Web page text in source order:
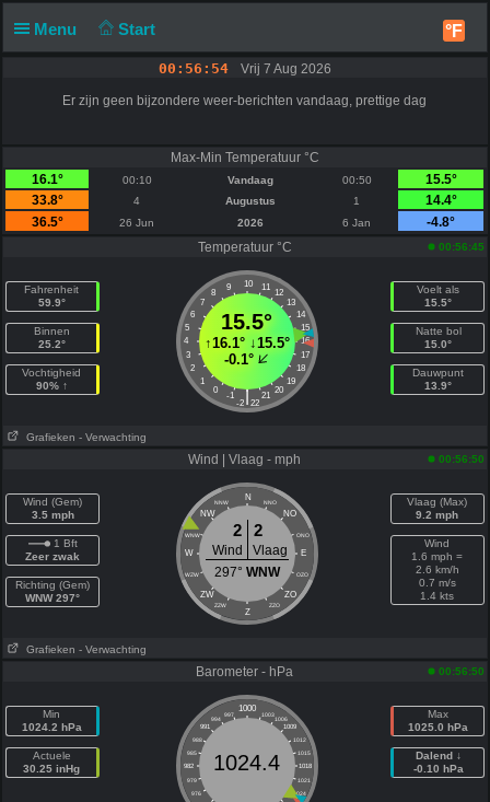
Menu Start °F
00:56:54 Vrij 7 Aug 2026
Er zijn geen bijzondere weer-berichten vandaag, prettige dag
Max-Min Temperatuur °C
16.1°
00:10 Vandaag 00:50
15.5°
33.8°
4 Augustus 1
14.4°
36.5°
26 Jun 2026 6 Jan
-4.8°
Temperatuur °C
00:56:45
Fahrenheit
59.9°
Binnen
25.2°
Vochtigheid
90% ↑
10
9 11
8
12
7
13
6
14
5
15
4
16
3
17
2
18
1
19
0
20
-1 21
|
-2 22
15.5°
↑16.1°↓15.5°
-0.1°
Voelt als
15.5°
Natte bol
15.0°
Dauwpunt
13.9°
Grafieken - Verwachting
Wind | Vlaag - mph 00:56:50
Wind (Gem)
3.5 mph
1 Bft
Zeer zwak
Richting (Gem)
WNW 297°
N
NNW NNO
NW NO
WNW ONO
W E
WZW OZO
ZW ZO
ZZW ZZO
Z
2 2
Wind
Vlaag
297° WNW
Vlaag (Max)
9.2 mph
Wind
1.6 mph =
2.6 km/h
0.7 m/s
1.4 kts
Grafieken - Verwachting
Barometer - hPa 00:56:50
Min
1024.2 hPa
Actuele
30.25 inHg
1000
997 1003
994
1006
991
1009
988
1012
985
1015
982
1018
979
1021
976
1024
1024.4
Max
1025.0 hPa
Dalend ↓
-0.10 hPa